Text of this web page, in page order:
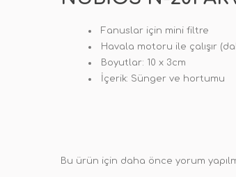
Fanuslar için mini filtre
Havala motoru ile çalışır
Boyutlar: 10 x 3cm
İçerik: Sünger ve hortumu
Bu ürün için daha önce yorum